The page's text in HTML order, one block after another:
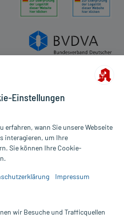
zzgl. Versandkosten
werden ausschließlich für
durch einen Arzt. Bitte
| Diese Webseite benutzt
dazu die wichtigen Hinweise in
Einstellungen
erfahren, wann Sie unsere Webseite
interagieren, um Ihre
Sie können Ihre Cookie-
Impressum
wir Besuche und Trafficquellen